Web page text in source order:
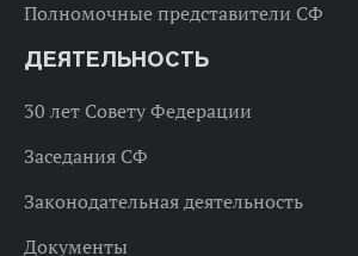
Полномочные представители СФ
ДЕЯТЕЛЬНОСТЬ
30 лет Совету Федерации
Заседания СФ
Законодательная деятельность
Документы